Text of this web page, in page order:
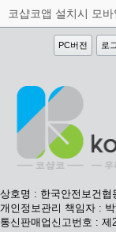
PC버전 로
상호명 : 한국안전보건
개인정보관리 책임자 :
통신판매업신고번호 : 제